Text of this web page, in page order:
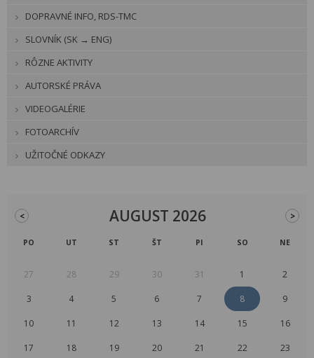
DOPRAVNÉ INFO, RDS-TMC
SLOVNÍK (SK → ENG)
RÔZNE AKTIVITY
AUTORSKÉ PRÁVA
VIDEOGALÉRIE
FOTOARCHÍV
UŽITOČNÉ ODKAZY
< AUGUST 2026 >
PO UT ST ŠT PI SO NE
27 28 29 30 31 1 2
3 4 5 6 7 8 9
10 11 12 13 14 15 16
17 18 19 20 21 22 23